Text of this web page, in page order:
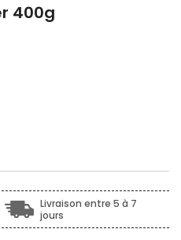
400g
Livraison entre 5 à 7
jours